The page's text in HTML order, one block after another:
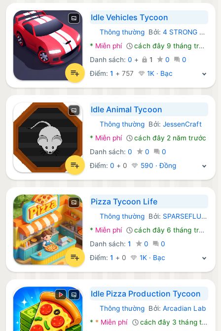
Idle Vehicles Tycoon
Android Trò chơi:
Thông thường Bởi: 4 STRONG STD.
* Miễn phí
cách đây 9 tháng trước
Danh sách:0 + 1 0
0
Điểm: 1 +757 1K · Bạc
Idle Animal Tycoon
Android Trò chơi:
Thông thường Bởi: JessenCraft
* Miễn phí
cách đây 2 năm trước
Danh sách:0 0
0
Điểm: 0 + 0 590 · Đồng
Pizza Tycoon Life
Android Trò chơi:
Thông thường Bởi: SPARSEFLUX TRADING LIMITED
* Miễn phí
cách đây 6 tháng trước
Danh sách:1 0
0
Điểm: 1 + 0 1K · Bạc
Idle Pizza Production Tycoon
Android Trò chơi:
Thông thường Bởi: Arcadian Lab
* * Miễn phí
cách đây 3 tháng trước